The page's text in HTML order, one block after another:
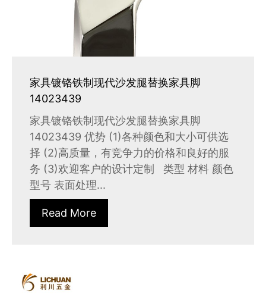
家具镀铬铁制现代沙发腿替换家具脚
14023439
家具镀铬铁制现代沙发腿替换家具脚
14023439 优势 (1)各种颜色和大小可供选
择 (2)高质量，有竞争力的价格和良好的服
务 (3)欢迎客户的设计定制 类型 材料 颜色
型号 表面处理...
Read More